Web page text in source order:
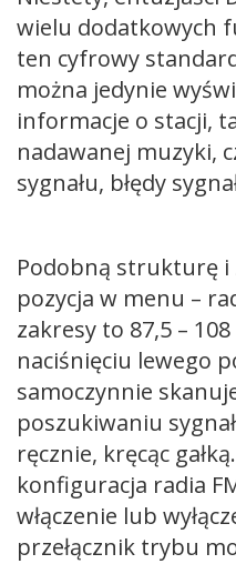
wielu dodatkowych
ten cyfrowy
można jedynie
informacje o stacji,
nadawanej muzyki,
sygnału, błędy
Podobną strukturę i
pozycja w menu –
zakresy to 87,5 –
naciśnięciu lewego
samoczynnie
poszukiwaniu
ręcznie, kręcąc
konfiguracja radia
włączenie lub
przełącznik trybu